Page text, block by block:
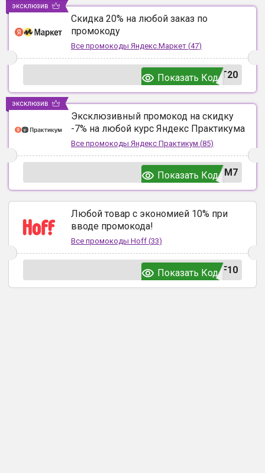
Скидка 20% на любой заказ по
промокоду
Все промокоды Яндекс.Маркет (47)
T20
Показать Код
эксклюзив
Эксклюзивный промокод на скидку
-7% на любой курс Яндекс Практикума
Все промокоды Яндекс Практикум (85)
UM7
Показать Код
эксклюзив
Любой товар с экономией 10% при
вводе промокода!
Все промокоды Hoff (33)
F10
Показать Код